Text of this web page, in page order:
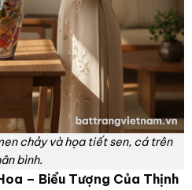
chảy và họa tiết sen, cá trên
bình.
– Biểu Tượng Của Thịnh